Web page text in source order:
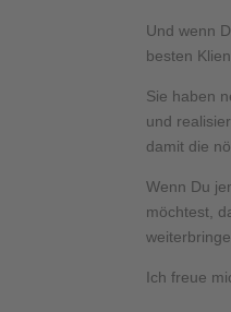
Und wenn
besten
Sie haben
und
damit die
Wenn Du
möchtest,
Ich freue